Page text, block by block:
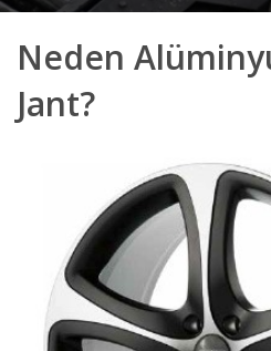
Neden
Jant?